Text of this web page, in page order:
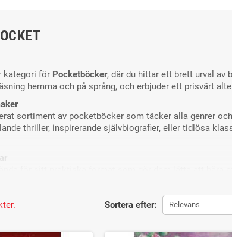
kategori för Pocketböcker, där du hittar ett brett urval
hemma och på språng, och erbjuder ett prisvärt
sortiment av pocketböcker som täcker alla genrer
thriller, inspirerande självbiografier, eller tidlösa
för sitt praktiska format som gör dem lätta att bära
stund över, är dessa böcker både lätta och lättillgängliga.
får du tillgång till fantastiska litterära verk till ett
Sortera efter: Relevans